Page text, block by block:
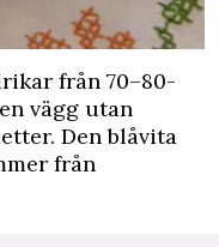
från 70–80-
vägg utan
Den blåvita
från